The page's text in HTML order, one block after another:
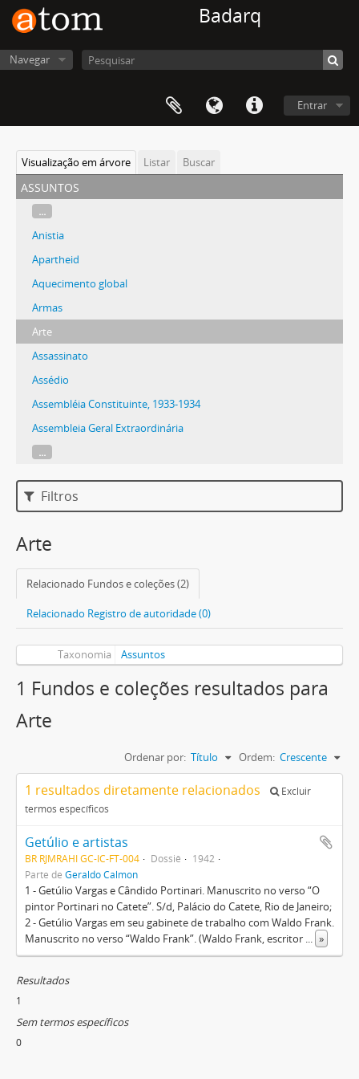
Badarq
Navegar
Entrar
Visualização em árvore Listar Buscar
assuntos
...
Anistia
Apartheid
Aquecimento global
Armas
Arte
Assassinato
Assédio
Assembléia Constituinte, 1933-1934
Assembleia Geral Extraordinária
...
Filtros
Arte
Relacionado Fundos e coleções (2)
Relacionado Registro de autoridade (0)
Taxonomia Assuntos
1 Fundos e coleções resultados para
Arte
Ordenar por: Título Ordem: Crescente
1 resultados diretamente relacionados
Excluir
termos específicos
Getúlio e artistas
BR RJMRAHI GC-IC-FT-004 Dossiê
1942
Parte de Geraldo Calmon
1 - Getúlio Vargas e Cândido Portinari. Manuscrito no verso “O
pintor Portinari no Catete”. S/d, Palácio do Catete, Rio de Janeiro;
2 - Getúlio Vargas em seu gabinete de trabalho com Waldo Frank.
Manuscrito no verso “Waldo Frank”. (Waldo Frank, escritor ... »
Resultados
1
Sem termos específicos
0